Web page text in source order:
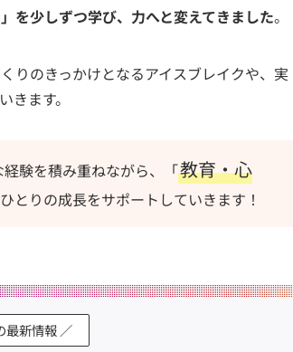
」を少しずつ学び、力へと変えてきました。
りのきっかけとなるアイスブレイクや、実
ます。
験を積み重ねながら、「教育・心
とりの成長をサポートしていきます！
最新情報 ／